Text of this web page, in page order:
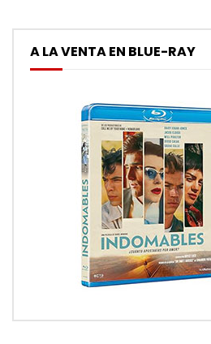
A LA VENTA EN BLUE-RAY